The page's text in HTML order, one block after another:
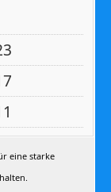
eine starke